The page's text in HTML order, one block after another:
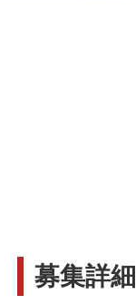
募集詳細